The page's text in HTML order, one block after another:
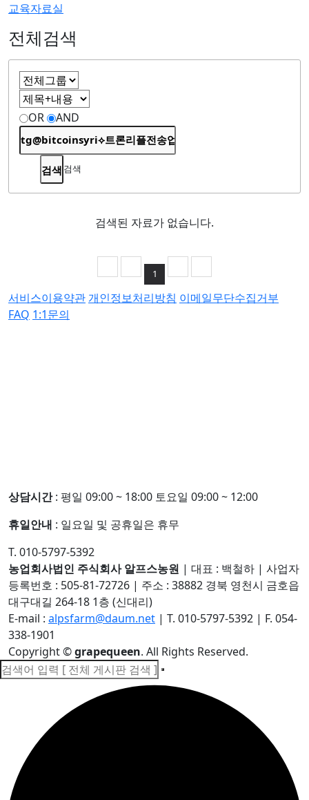
교육자료실
전체검색
OR AND
검색
검색된 자료가 없습니다.
1
서비스이용약관 개인정보처리방침 이메일무단수집거부
FAQ 1:1문의
상담시간: 평일 09:00 ~ 18:00 토요일 09:00 ~ 12:00
휴일안내 : 일요일 및 공휴일은 휴무
T. 010-5797-5392
농업회사법인 주식회사 알프스농원 | 대표 : 백철하 | 사업자
등록번호 : 505-81-72726 | 주소 : 38882 경북 영천시 금호읍
대구대길 264-18 1층 (신대리)
E-mail : alpsfarm@daum.net | T. 010-5797-5392 | F. 054-
338-1901
Copyright©grapequeen. All Rights Reserved.